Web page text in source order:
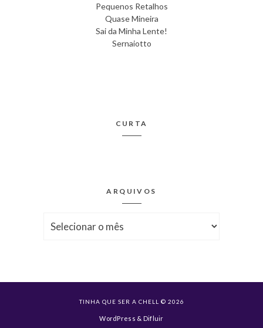
Pequenos Retalhos
Quase Mineira
Sai da Minha Lente!
Sernaiotto
CURTA
ARQUIVOS
TINHA QUE SER A CHELL © 2026
WordPress & Difluir